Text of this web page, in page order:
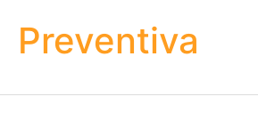
Preventiva